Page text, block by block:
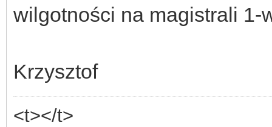
wilgotności na magistrali 1-
Krzysztof
<t></t>